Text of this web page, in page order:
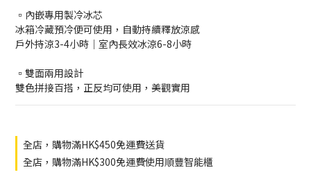
▫️內嵌專用製冷冰芯
冰箱冷藏預冷便可使用，自動持續釋放涼感
戶外持涼3-4小時｜室內長效冰涼6-8小時
▫️雙面兩用設計
雙色拼接百搭，正反均可使用，美觀實用
全店，購物滿HK$450免運費送貨
全店，購物滿HK$300免運費使用順豐智能櫃